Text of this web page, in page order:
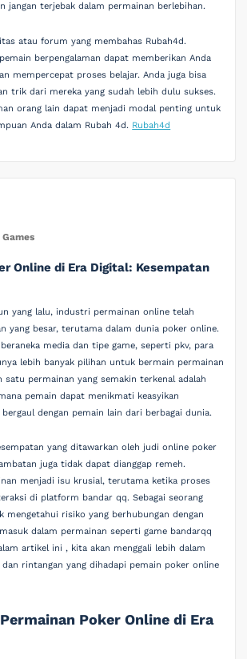
jangan terjebak dalam permainan berlebihan.
atau forum yang membahas Rubah4d.
berpengalaman dapat memberikan Anda
mempercepat proses belajar. Anda juga bisa
trik dari mereka yang sudah lebih dulu sukses.
orang lain dapat menjadi modal penting untuk
Anda dalam Rubah 4d. Rubah4d
Online di Era Digital: Kesempatan
yang lalu, industri permainan online telah
yang besar, terutama dalam dunia poker online.
media dan tipe game, seperti pkv, para
lebih banyak pilihan untuk bermain permainan
satu permainan yang semakin terkenal adalah
pemain dapat menikmati keasyikan
dengan pemain lain dari berbagai dunia.
yang ditawarkan oleh judi online poker
juga tidak dapat dianggap remeh.
menjadi isu krusial, terutama ketika proses
di platform bandar qq. Sebagai seorang
mengetahui risiko yang berhubungan dengan
dalam permainan seperti game bandarqq
artikel ini , kita akan menggali lebih dalam
rintangan yang dihadapi pemain poker online
Poker Online di Era